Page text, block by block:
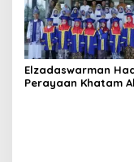
Elzadaswarman
Perayaan Khatam